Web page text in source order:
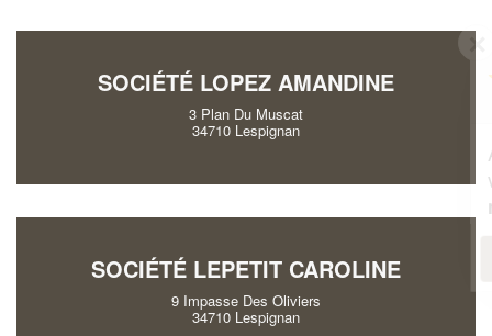
SOCIÉTÉ LOPEZ AMANDINE
3 Plan Du Muscat
34710 Lespignan
SOCIÉTÉ LEPETIT CAROLINE
9 Impasse Des Oliviers
34710 Lespignan
Vous êtes un
professionnel ?
vosmargestout en gagnant de
En savoir plus